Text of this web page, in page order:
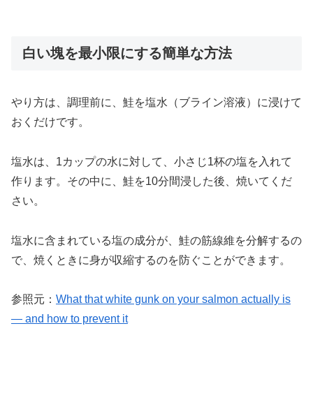
白い塊を最小限にする簡単な方法
やり方は、調理前に、鮭を塩水（ブライン溶液）に浸けて
おくだけです。
塩水は、1カップの水に対して、小さじ1杯の塩を入れて
作ります。その中に、鮭を10分間浸した後、焼いてくだ
さい。
塩水に含まれている塩の成分が、鮭の筋線維を分解するの
で、焼くときに身が収縮するのを防ぐことができます。
参照元： What that white gunk on your salmon actually is
— and how to prevent it